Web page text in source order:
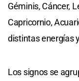
Géminis, Cáncer,
Capricornio,
distintas energías
Los signos se